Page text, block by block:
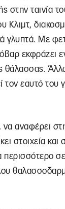
στην ταινία
Κλιμτ,
γλυπτά. Με
εκφράζει
θάλασσας.
εαυτό του
να αναφέρει
στοιχεία
περισσότερο